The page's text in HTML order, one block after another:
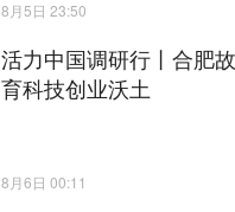
8月5日 23:50
活力中国调研行丨合肥
育科技创业沃土
8月6日 00:11